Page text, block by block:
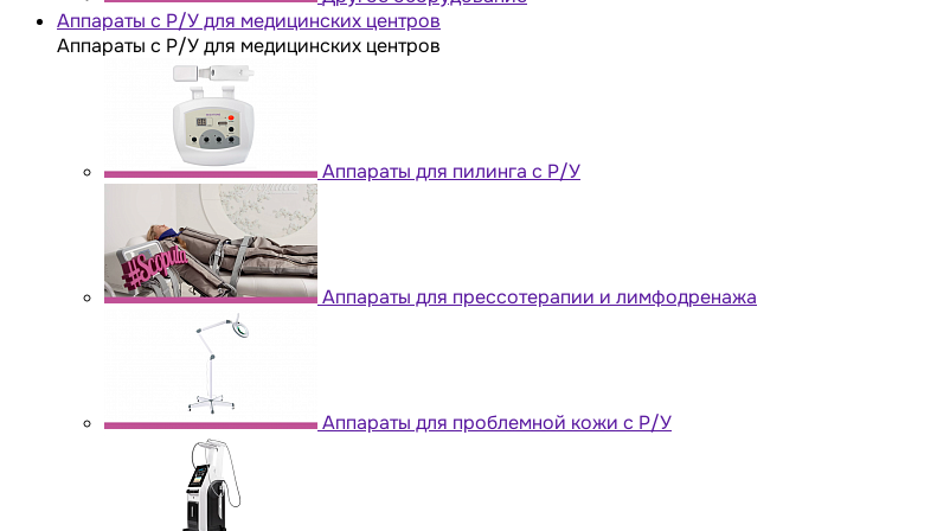
Аппараты с Р/У для медицинских центров
Аппараты с Р/У для медицинских центров
Аппараты для пилинга с Р/У
Аппараты для прессотерапии и лимфодренажа
Аппараты для проблемной кожи с Р/У